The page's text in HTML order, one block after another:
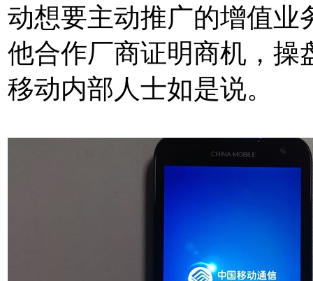
动想要主动推广的增值业
他合作厂商证明商机，操
移动内部人士如是说。